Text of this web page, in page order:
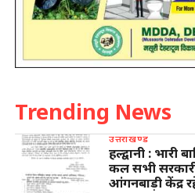
Trending News
उत्तराखण्ड
हल्द्वानी : भारी
कल सभी
आंगनबाड़ी केंद्र